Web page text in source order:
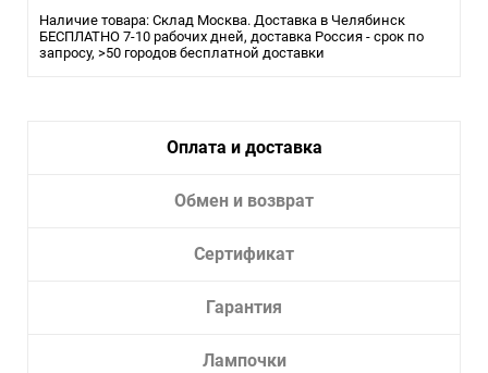
Тип лампы:
накаливания или LED
Наличие товара: Склад Москва. Доставка в Челябинск
БЕСПЛАТНО 7-10 рабочих дней, доставка Россия - срок по
запросу, >50 городов бесплатной доставки
Оплата и доставка
Обмен и возврат
Сертификат
Гарантия
Лампочки